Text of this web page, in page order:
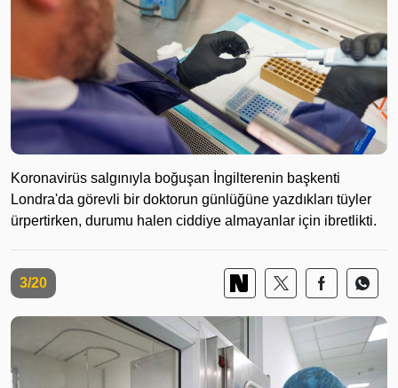
Koronavirüs salgınıyla boğuşan İngilterenin başkenti
Londra'da görevli bir doktorun günlüğüne yazdıkları tüyler
ürpertirken, durumu halen ciddiye almayanlar için ibretlikti.
3/20